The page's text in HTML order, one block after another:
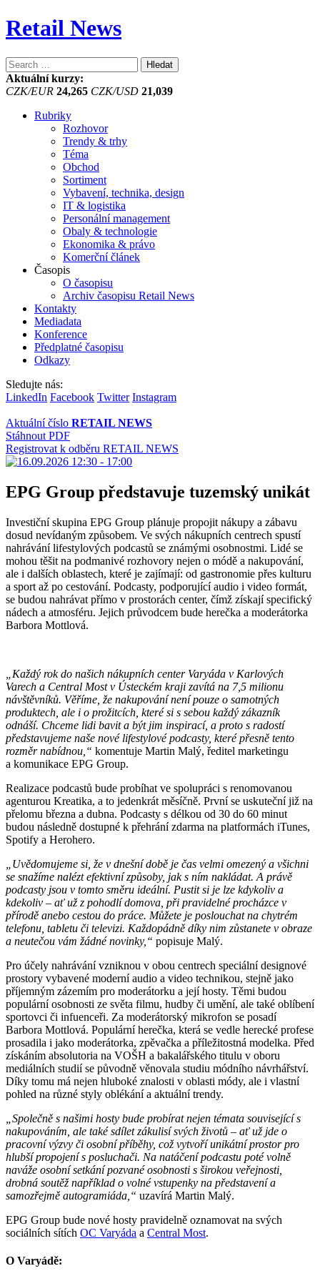
Retail News
Vyhledávání
Aktuální kurzy:
CZK/EUR 24,265 CZK/USD 21,039
Rubriky
Rozhovor
Trendy & trhy
Téma
Obchod
Sortiment
Vybavení, technika, design
IT & logistika
Personální management
Obaly & technologie
Ekonomika & právo
Komerční článek
Časopis
O časopisu
Archiv časopisu Retail News
Kontakty
Mediadata
Konference
Předplatné časopisu
Odkazy
Sledujte nás:
LinkedIn Facebook Twitter Instagram
Aktuální číslo RETAIL NEWS
Stáhnout PDF
Registrovat k odběru RETAIL NEWS
EPG Group představuje tuzemský unikát
Investiční skupina EPG Group plánuje propojit nákupy a zábavu
dosud nevídaným způsobem. Ve svých nákupních centrech spustí
nahrávání lifestylových podcastů se známými osobnostmi. Lidé se
mohou těšit na podmanivé rozhovory nejen o módě a nakupování,
ale i dalších oblastech, které je zajímají: od gastronomie přes kulturu
a sport až po cestování. Podcasty, podporující audio i video formát,
se budou nahrávat přímo v prostorách center, čímž získají specifický
nádech a atmosféru. Jejich průvodcem bude herečka a moderátorka
Barbora Mottlová.
„Každý rok do našich nákupních center Varyáda v Karlových
Varech a Central Most v Ústeckém kraji zavítá na 7,5 milionu
návštěvníků. Věříme, že nakupování není pouze o samotných
produktech, ale i o prožitcích, které si s sebou každý zákazník
odnáší. Chceme lidi bavit a být jim inspirací, a proto s radostí
představujeme naše nové lifestylové podcasty, které přesně tento
rozměr nabídnou,“ komentuje Martin Malý, ředitel marketingu
a komunikace EPG Group.
Realizace podcastů bude probíhat ve spolupráci s renomovanou
agenturou Kreatika, a to jedenkrát měsíčně. První se uskuteční již na
přelomu března a dubna. Podcasty s délkou od 30 do 60 minut
budou následně dostupné k přehrání zdarma na platformách iTunes,
Spotify a Herohero.
„Uvědomujeme si, že v dnešní době je čas velmi omezený a všichni
se snažíme nalézt efektivní způsoby, jak s ním nakládat. A právě
podcasty jsou v tomto směru ideální. Pustit si je lze kdykoliv a
kdekoliv – ať už z pohodlí domova, při pravidelné procházce v
přírodě anebo cestou do práce. Můžete je poslouchat na chytrém
telefonu, tabletu či televizi. Každopádně díky nim zůstanete v obraze
a neutečou vám žádné novinky,“ popisuje Malý.
Pro účely nahrávání vzniknou v obou centrech speciální designové
prostory vybavené moderní audio a video technikou, stejně jako
příjemným zázemím pro moderátorku a její hosty. Těmi budou
populární osobnosti ze světa filmu, hudby či umění, ale také oblíbení
sportovci či infuenceři. Za moderátorský mikrofon se posadí
Barbora Mottlová. Populární herečka, která se vedle herecké profese
prosadila i jako moderátorka, zpěvačka a příležitostná modelka. Před
získáním absolutoria na VOŠH a bakalářského titulu v oboru
mediálních studií se původně věnovala studiu módního návrhářství.
Díky tomu má nejen hluboké znalosti v oblasti módy, ale i vlastní
pohled na různé styly oblékání a aktuální trendy.
„Společně s našimi hosty bude probírat nejen témata související s
nakupováním, ale také sdílet zákulisí svých životů – ať už jde o
pracovní výzvy či osobní příběhy, což vytvoří unikátní prostor pro
hlubší propojení s posluchači. Na natáčení podcastu poté volně
naváže osobní setkání pozvané osobnosti s širokou veřejnosti,
drobná soutěž například o volné vstupenky na představení a
samozřejmě autogramiáda,“ uzavírá Martin Malý.
EPG Group bude nové hosty pravidelně oznamovat na svých
sociálních sítích OC Varyáda a Central Most.
O Varyádě: